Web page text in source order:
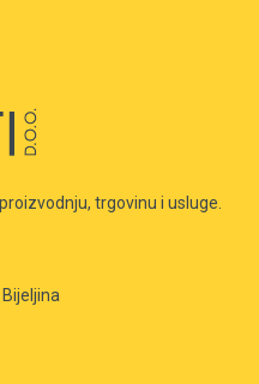
trgovinu i usluge.
Bijeljina